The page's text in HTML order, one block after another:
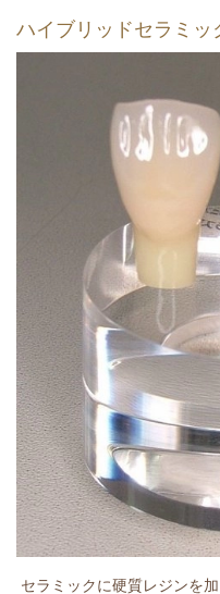
ハイブリッドセラミッ
セラミックに硬質レジンを